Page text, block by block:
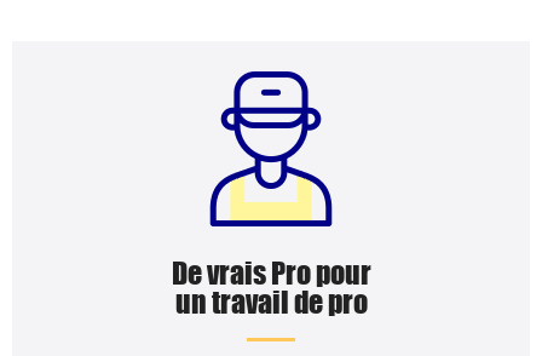
De vrais Pro pour
un travail de pro